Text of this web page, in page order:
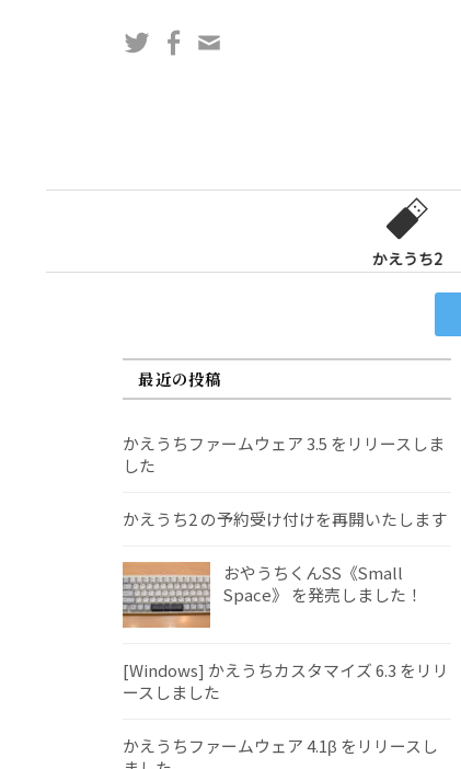
ス
TwitterFacebook
かえうち2
最近の投稿
かえうちファームウェア 3.5 をリリースしま
した
かえうち2 の予約受け付けを再開いたします
おやうちくんSS《Small
Space》 を発売しました！
[Windows] かえうちカスタマイズ 6.3 をリリ
ースしました
かえうちファームウェア 4.1β をリリースし